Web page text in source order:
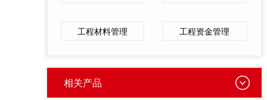
工程材料管理 工程资金管理
相关产品